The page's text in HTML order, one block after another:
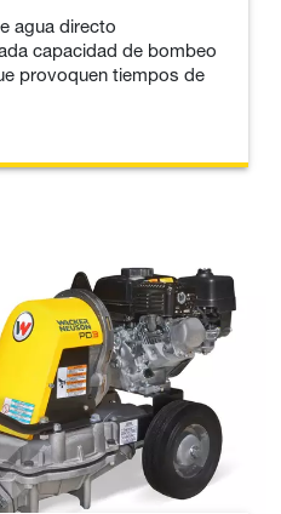
agua directo
capacidad de bombeo
provoquen tiempos de